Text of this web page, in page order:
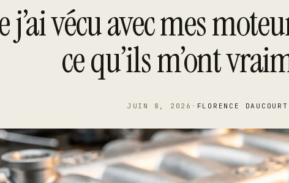
j’ai vécu avec mes
ce qu’ils m’ont
JUIN 8, 2026 · FLORENCE DAUCOURT